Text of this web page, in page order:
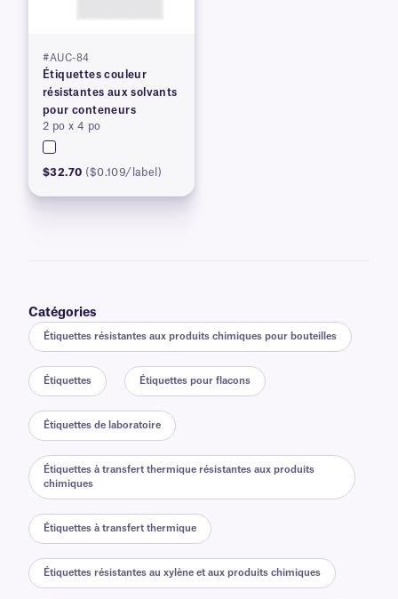
#AUC-84
Étiquettes couleur
résistantes aux solvants
pour conteneurs
2 po x 4 po
$32.70 ($0.109/label)
Catégories
Étiquettes résistantes aux produits chimiques pour bouteilles
Étiquettes Étiquettes pour flacons
Étiquettes de laboratoire
Étiquettes à transfert thermique résistantes aux produits
chimiques
Étiquettes à transfert thermique
Étiquettes résistantes au xylène et aux produits chimiques